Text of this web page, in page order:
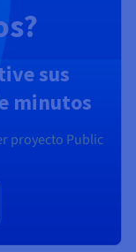
sus
minutos
proyecto Public